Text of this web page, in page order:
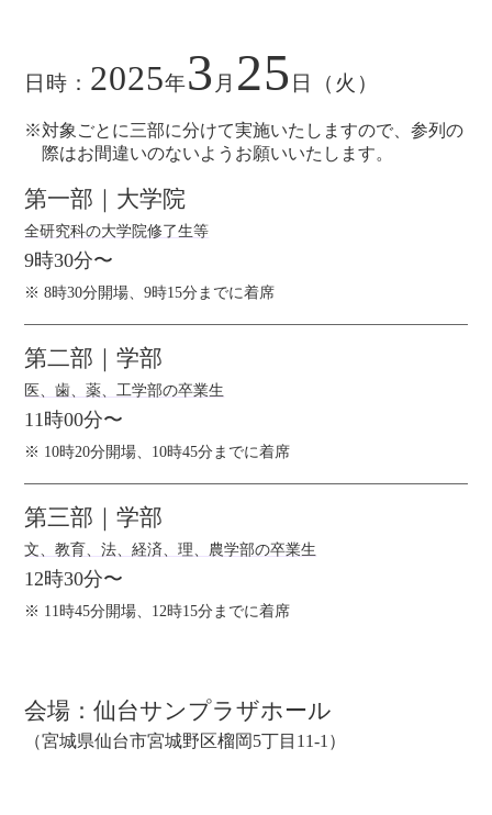
日時： 2025年3 月 25 日（火）
※対象ごとに三部に分けて実施いたしますので、参列の
際はお間違いのないようお願いいたします。
第一部｜大学院
全研究科の大学院修了生等
9時30分〜
※ 8時30分開場、9時15分までに着席
第二部｜学部
医、歯、薬、工学部の卒業生
11時00分〜
※ 10時20分開場、10時45分までに着席
第三部｜学部
文、教育、法、経済、理、農学部の卒業生
12時30分〜
※ 11時45分開場、12時15分までに着席
会場：仙台サンプラザホール
（宮城県仙台市宮城野区榴岡5丁目11-1）